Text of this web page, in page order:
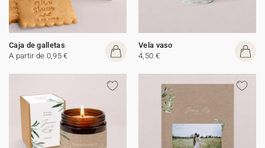
Caja de galletas
A partir de 0,95 €
Vela vaso
4,50 €